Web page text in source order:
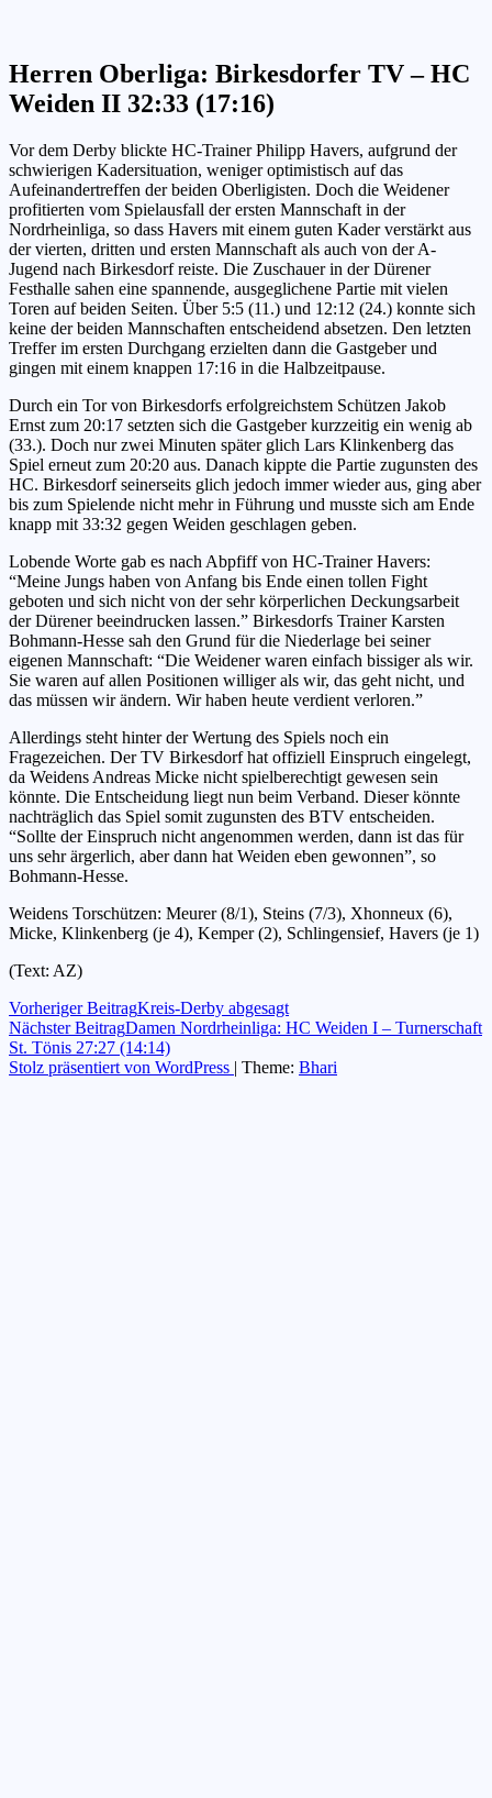
Herren Oberliga: Birkesdorfer TV – HC
Weiden II 32:33 (17:16)
Vor dem Derby blickte HC-Trainer Philipp Havers, aufgrund der
schwierigen Kadersituation, weniger optimistisch auf das
Aufeinandertreffen der beiden Oberligisten. Doch die Weidener
profitierten vom Spielausfall der ersten Mannschaft in der
Nordrheinliga, so dass Havers mit einem guten Kader verstärkt aus
der vierten, dritten und ersten Mannschaft als auch von der A-
Jugend nach Birkesdorf reiste. Die Zuschauer in der Dürener
Festhalle sahen eine spannende, ausgeglichene Partie mit vielen
Toren auf beiden Seiten. Über 5:5 (11.) und 12:12 (24.) konnte sich
keine der beiden Mannschaften entscheidend absetzen. Den letzten
Treffer im ersten Durchgang erzielten dann die Gastgeber und
gingen mit einem knappen 17:16 in die Halbzeitpause.
Durch ein Tor von Birkesdorfs erfolgreichstem Schützen Jakob
Ernst zum 20:17 setzten sich die Gastgeber kurzzeitig ein wenig ab
(33.). Doch nur zwei Minuten später glich Lars Klinkenberg das
Spiel erneut zum 20:20 aus. Danach kippte die Partie zugunsten des
HC. Birkesdorf seinerseits glich jedoch immer wieder aus, ging aber
bis zum Spielende nicht mehr in Führung und musste sich am Ende
knapp mit 33:32 gegen Weiden geschlagen geben.
Lobende Worte gab es nach Abpfiff von HC-Trainer Havers:
“Meine Jungs haben von Anfang bis Ende einen tollen Fight
geboten und sich nicht von der sehr körperlichen Deckungsarbeit
der Dürener beeindrucken lassen.” Birkesdorfs Trainer Karsten
Bohmann-Hesse sah den Grund für die Niederlage bei seiner
eigenen Mannschaft: “Die Weidener waren einfach bissiger als wir.
Sie waren auf allen Positionen williger als wir, das geht nicht, und
das müssen wir ändern. Wir haben heute verdient verloren.”
Allerdings steht hinter der Wertung des Spiels noch ein
Fragezeichen. Der TV Birkesdorf hat offiziell Einspruch eingelegt,
da Weidens Andreas Micke nicht spielberechtigt gewesen sein
könnte. Die Entscheidung liegt nun beim Verband. Dieser könnte
nachträglich das Spiel somit zugunsten des BTV entscheiden.
“Sollte der Einspruch nicht angenommen werden, dann ist das für
uns sehr ärgerlich, aber dann hat Weiden eben gewonnen”, so
Bohmann-Hesse.
Weidens Torschützen: Meurer (8/1), Steins (7/3), Xhonneux (6),
Micke, Klinkenberg (je 4), Kemper (2), Schlingensief, Havers (je 1)
(Text: AZ)
Beitragsnavigation
Vorheriger BeitragKreis-Derby abgesagt
Nächster BeitragDamen Nordrheinliga: HC Weiden I – Turnerschaft
St. Tönis 27:27 (14:14)
Stolz präsentiert von WordPress | Theme: Bhari